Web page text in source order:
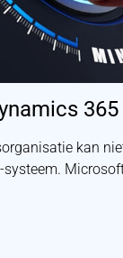
365
kan
systeem.